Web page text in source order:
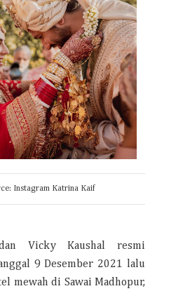
Instagram Katrina Kaif
Vicky Kaushal resmi
9 Desember 2021 lalu
mewah di Sawai Madhopur,